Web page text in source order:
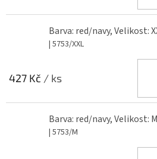
Barva: red/navy, Velikost:
| 5753/XXL
427 Kč / ks
Barva: red/navy, Velikost: M
| 5753/M